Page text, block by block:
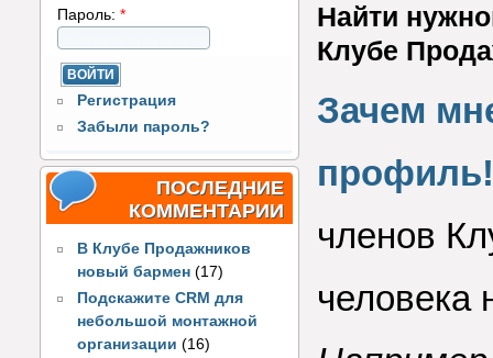
Пароль: *
Регистрация
Забыли пароль?
ПОСЛЕДНИЕ
КОММЕНТАРИИ
В Клубе Продажников
новый бармен (17)
Подскажите CRM для
небольшой монтажной
организации (16)
Найти
Клубе
Зачем
профиль!
членов
человека